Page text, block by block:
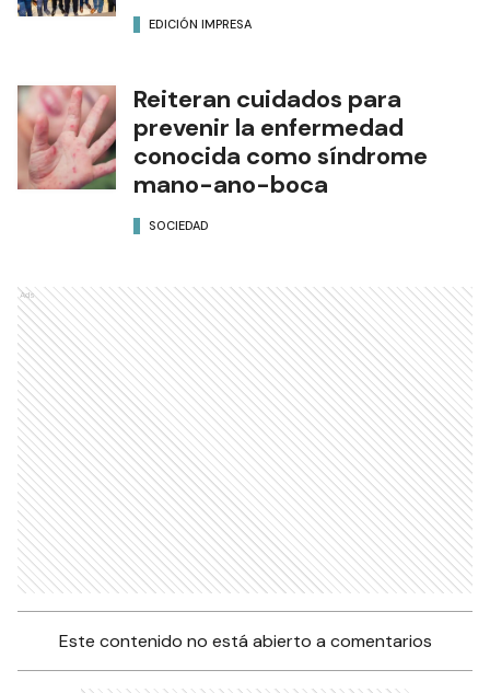
EDICIÓN IMPRESA
Reiteran cuidados para
prevenir la enfermedad
conocida como síndrome
mano-ano-boca
SOCIEDAD
Ads
Este contenido no está abierto a comentarios